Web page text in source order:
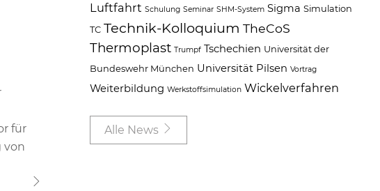
für
von
Luftfahrt Schulung Seminar SHM-System Sigma Simulation
TC Technik-Kolloquium TheCoS
Thermoplast Trumpf Tschechien Universität der
Bundeswehr München Universität Pilsen Vortrag
Weiterbildung Werkstoffsimulation Wickelverfahren
Alle News